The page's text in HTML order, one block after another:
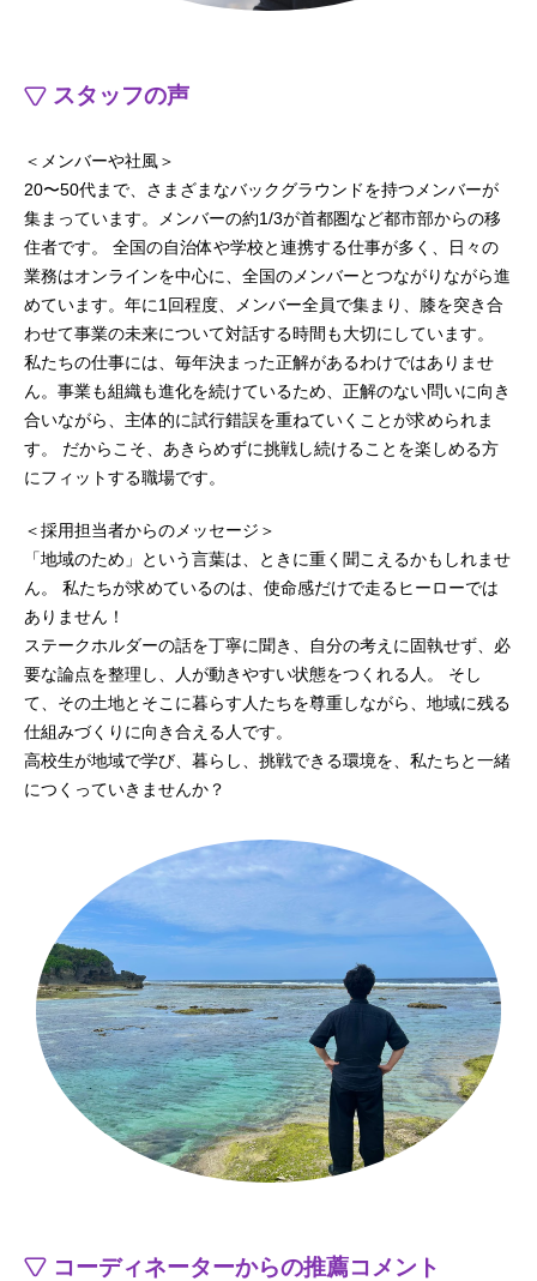
スタッフの声
＜メンバーや社風＞
20〜50代まで、さまざまなバックグラウンドを持つメンバーが
集まっています。メンバーの約1/3が首都圏など都市部からの移
住者です。 全国の自治体や学校と連携する仕事が多く、日々の
業務はオンラインを中心に、全国のメンバーとつながりながら進
めています。年に1回程度、メンバー全員で集まり、膝を突き合
わせて事業の未来について対話する時間も大切にしています。
私たちの仕事には、毎年決まった正解があるわけではありませ
ん。事業も組織も進化を続けているため、正解のない問いに向き
合いながら、主体的に試行錯誤を重ねていくことが求められま
す。 だからこそ、あきらめずに挑戦し続けることを楽しめる方
にフィットする職場です。
＜採用担当者からのメッセージ＞
「地域のため」という言葉は、ときに重く聞こえるかもしれませ
ん。 私たちが求めているのは、使命感だけで走るヒーローでは
ありません！
ステークホルダーの話を丁寧に聞き、自分の考えに固執せず、必
要な論点を整理し、人が動きやすい状態をつくれる人。 そし
て、その土地とそこに暮らす人たちを尊重しながら、地域に残る
仕組みづくりに向き合える人です。
高校生が地域で学び、暮らし、挑戦できる環境を、私たちと一緒
につくっていきませんか？
コーディネーターからの推薦コメント